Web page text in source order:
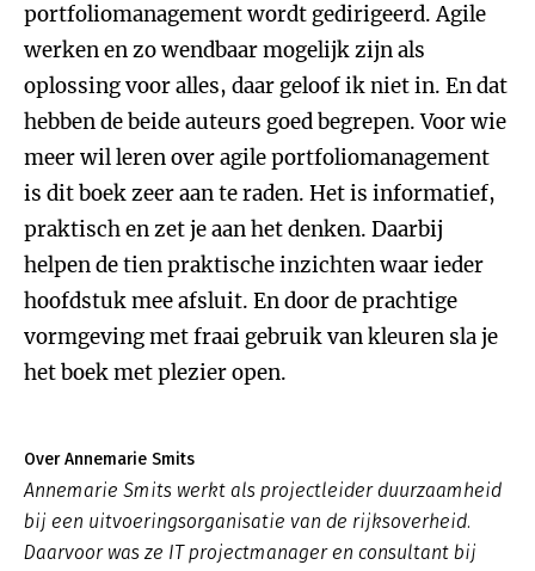
portfoliomanagement wordt gedirigeerd. Agile
werken en zo wendbaar mogelijk zijn als
oplossing voor alles, daar geloof ik niet in. En dat
hebben de beide auteurs goed begrepen. Voor wie
meer wil leren over agile portfoliomanagement
is dit boek zeer aan te raden. Het is informatief,
praktisch en zet je aan het denken. Daarbij
helpen de tien praktische inzichten waar ieder
hoofdstuk mee afsluit. En door de prachtige
vormgeving met fraai gebruik van kleuren sla je
het boek met plezier open.
Over Annemarie Smits
Annemarie Smits werkt als projectleider duurzaamheid
bij een uitvoeringsorganisatie van de rijksoverheid.
Daarvoor was ze IT projectmanager en consultant bij